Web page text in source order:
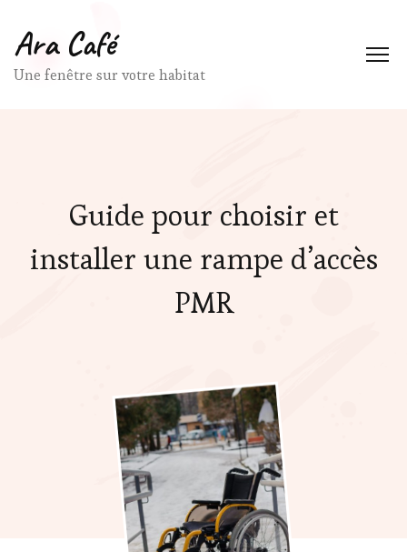
Ara Café
Une fenêtre sur votre habitat
Guide pour choisir et
installer une rampe d’accès
PMR